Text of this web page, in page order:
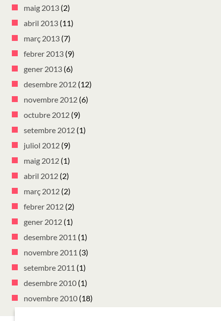
maig 2013 (2)
abril 2013 (11)
març 2013 (7)
febrer 2013 (9)
gener 2013 (6)
desembre 2012 (12)
novembre 2012 (6)
octubre 2012 (9)
setembre 2012 (1)
juliol 2012 (9)
maig 2012 (1)
abril 2012 (2)
març 2012 (2)
febrer 2012 (2)
gener 2012 (1)
desembre 2011 (1)
novembre 2011 (3)
setembre 2011 (1)
desembre 2010 (1)
novembre 2010 (18)